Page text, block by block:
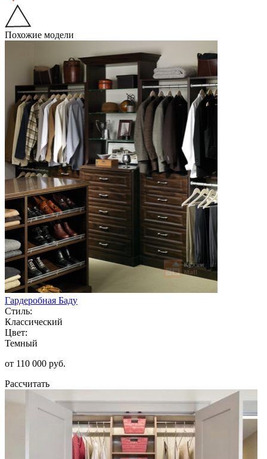
Похожие модели
Гардеробная Баду
Стиль:
Классический
Цвет:
Темный
от 110 000 руб.
Рассчитать